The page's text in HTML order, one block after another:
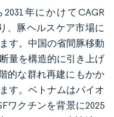
年にかけてCAGR
、豚ヘルスケア市場に
す。中国の省間豚移動
量を構造的に引き上げ
的な群れ再建にもかか
す。ベトナムはバイオ
ワクチンを背景に2025